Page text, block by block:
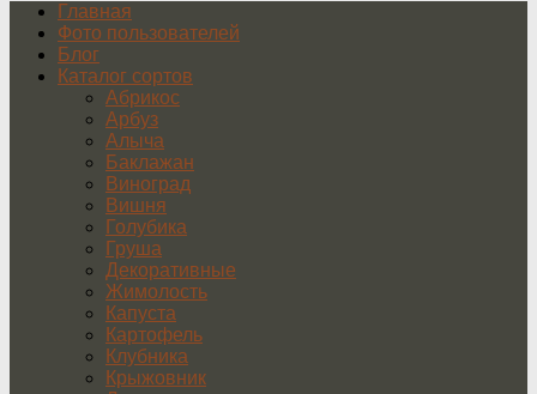
Главная
Фото пользователей
Блог
Каталог сортов
Абрикос
Арбуз
Алыча
Баклажан
Виноград
Вишня
Голубика
Груша
Декоративные
Жимолость
Капуста
Картофель
Клубника
Крыжовник